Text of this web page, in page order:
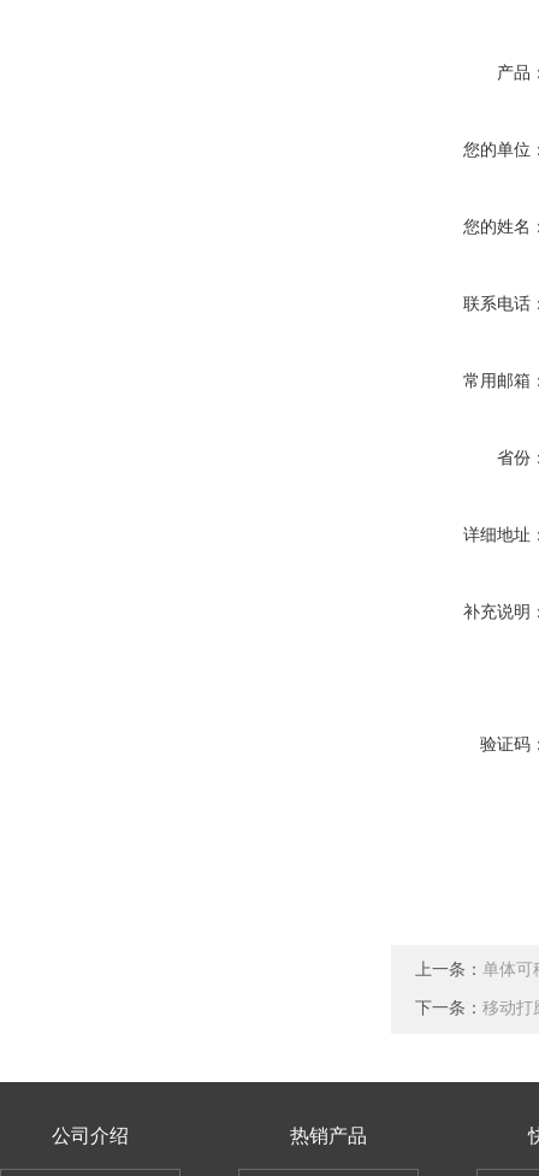
产品
您的单位
您的姓名
联系电话
常用邮箱
省份
详细地址
补充说明
验证码
上一条： 单体可
下一条： 移动打
公司介绍 热销产品